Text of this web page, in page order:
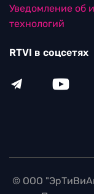
Уведомление об
технологий
RTVI в соцсетях
© ООО